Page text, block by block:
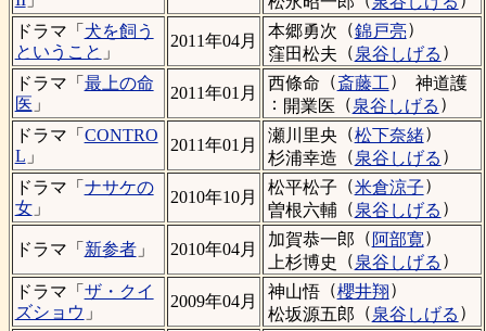
ドラマ「 犬を飼う
ということ 」
2011年04月
本郷勇次 （錦戸亮）
窪田松夫 （泉谷しげる ）
ドラマ「 最上の命
医 」
2011年01月
西條命 （斎藤工）
神道護
： 開業医 （泉谷しげる ）
ドラマ「 CONTRO
L 」
2011年01月
瀬川里央 （松下奈緒）
杉浦幸造 （泉谷しげる ）
ドラマ「 ナサケの
女」
2010年10月
松平松子 （米倉涼子）
曽根六輔（泉谷しげる ）
ドラマ「 新参者」 2010年04月
加賀恭一郎 （ 阿部寛）
上杉博史 （泉谷しげる ）
ドラマ「 ザ・クイ
ズショウ 」
2009年04月
神山悟（櫻井翔）
松坂源五郎 （泉谷しげる ）